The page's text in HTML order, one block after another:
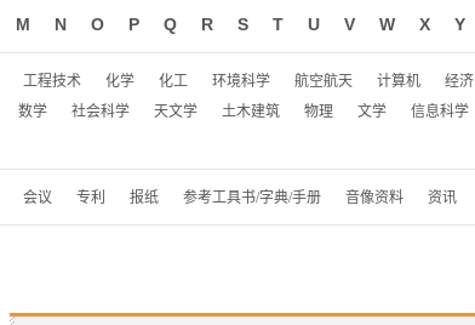
M N O P Q R S T U V W X Y
工程技术 化学 化工 环境科学 航空航天 计算机
经济
数学 社会科学 天文学 土木建筑 物理 文学 信息科学
会议 专利 报纸 参考工具书/字典/手册 音像资料 资讯